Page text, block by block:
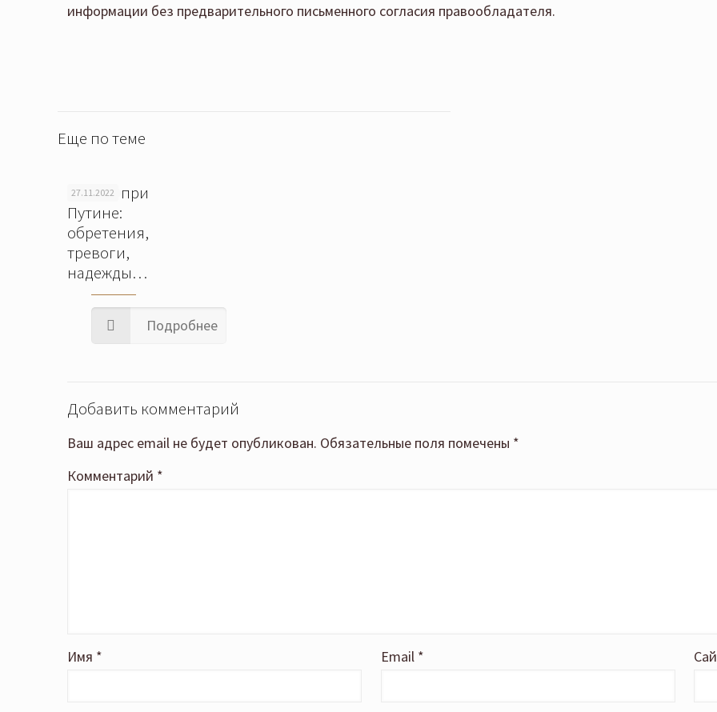
информации без предварительного письменного согласия правообладателя.
Еще по теме
27.11.2022
Россия при
Путине:
обретения,
тревоги,
надежды…
Подробнее
Добавить комментарий
Ваш адрес email не будет опубликован. Обязательные поля помечены *
Комментарий *
Имя * Email *